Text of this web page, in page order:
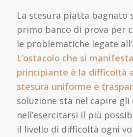
La stesura piatta bagnato
primo banco di prova per
le problematiche legate
L’ostacolo che si
principiante è la difficoltà
stesura uniforme e
soluzione sta nel capire gli
nell’esercitarsi il più
il livello di difficoltà ogni